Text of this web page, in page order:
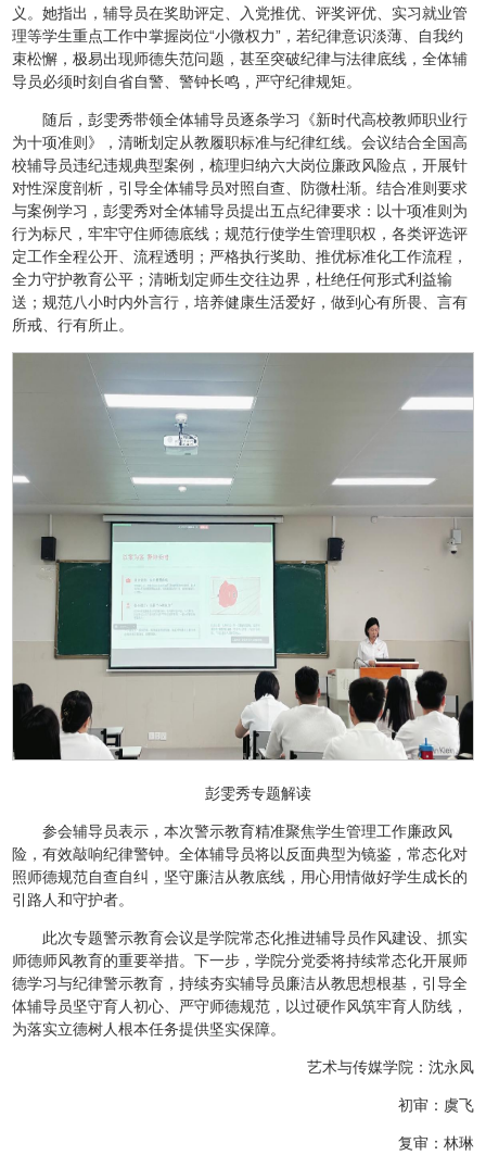
义。她指出，辅导员在奖助评定、入党推优、评奖评优、实习就业管
理等学生重点工作中掌握岗位“小微权力”，若纪律意识淡薄、自我约
束松懈，极易出现师德失范问题，甚至突破纪律与法律底线，全体辅
导员必须时刻自省自警、警钟长鸣，严守纪律规矩。
随后，彭雯秀带领全体辅导员逐条学习《新时代高校教师职业行
为十项准则》，清晰划定从教履职标准与纪律红线。会议结合全国高
校辅导员违纪违规典型案例，梳理归纳六大岗位廉政风险点，开展针
对性深度剖析，引导全体辅导员对照自查、防微杜渐。结合准则要求
与案例学习，彭雯秀对全体辅导员提出五点纪律要求：以十项准则为
行为标尺，牢牢守住师德底线；规范行使学生管理职权，各类评选评
定工作全程公开、流程透明；严格执行奖助、推优标准化工作流程，
全力守护教育公平；清晰划定师生交往边界，杜绝任何形式利益输
送；规范八小时内外言行，培养健康生活爱好，做到心有所畏、言有
所戒、行有所止。
彭雯秀专题解读
参会辅导员表示，本次警示教育精准聚焦学生管理工作廉政风
险，有效敲响纪律警钟。全体辅导员将以反面典型为镜鉴，常态化对
照师德规范自查自纠，坚守廉洁从教底线，用心用情做好学生成长的
引路人和守护者。
此次专题警示教育会议是学院常态化推进辅导员作风建设、抓实
师德师风教育的重要举措。下一步，学院分党委将持续常态化开展师
德学习与纪律警示教育，持续夯实辅导员廉洁从教思想根基，引导全
体辅导员坚守育人初心、严守师德规范，以过硬作风筑牢育人防线，
为落实立德树人根本任务提供坚实保障。
艺术与传媒学院：沈永凤
初审：虞飞
复审：林琳